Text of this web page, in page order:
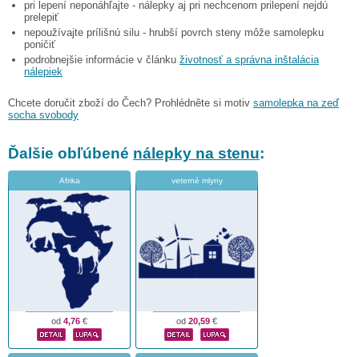
pri lepení neponáhľajte - nálepky aj pri nechcenom prilepení nejdú
prelepiť
nepoužívajte prílišnú silu - hrubší povrch steny môže samolepku
poničiť
podrobnejšie informácie v článku životnosť a správna inštalácia
nálepiek
Chcete doručit zboží do Čech? Prohlédněte si motiv samolepka na zeď
socha svobody
Ďalšie obľúbené nálepky na stenu:
Afrika
od 4,76 €
veterné mlyny
od 20,59 €